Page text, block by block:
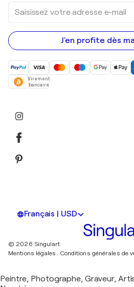
Saisissez
votre
adresse
e-
mail
J'en profite dès
Virement
bancaire
Français | USD
© 2026 Singulart
Mentions légales. Conditions générales de
Peintre, Photographe, Graveur,